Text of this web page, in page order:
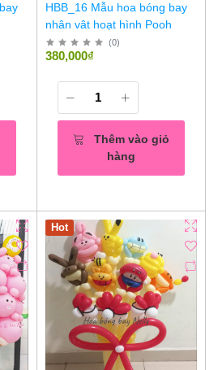
HBB_16 Mẫu hoa bóng bay
nhân vât hoạt hình Pooh
(0)
380,000₫
Thêm vào giỏ
hàng
Hot